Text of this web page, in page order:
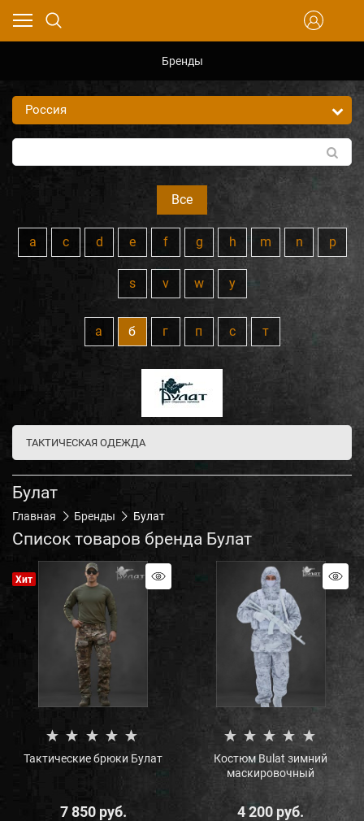
Бренды
Все
a c d e f g h m n p
s v w y
а б г п с т
ТАКТИЧЕСКАЯ ОДЕЖДА
Булат
Главная Бренды Булат
Список товаров бренда Булат
Хит
Тактические брюки Булат
7 850 руб.
Костюм Bulat зимний
маскировочный
4 200 руб.